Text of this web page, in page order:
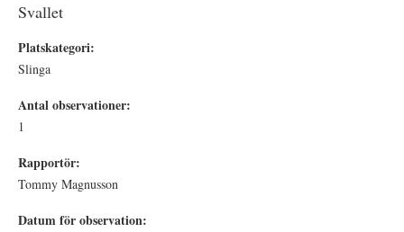
Svallet
Platskategori:
Slinga
Antal observationer:
1
Rapportör:
Tommy Magnusson
Datum för observation: